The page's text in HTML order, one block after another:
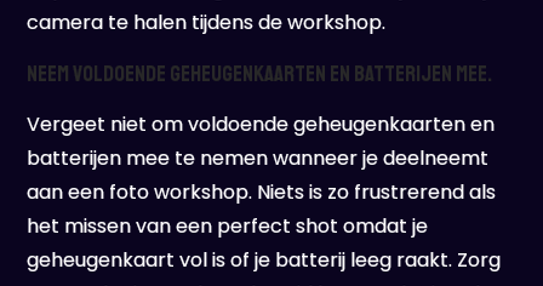
camera te halen tijdens de workshop.
Neem voldoende geheugenkaarten en batterijen mee.
Vergeet niet om voldoende geheugenkaarten en
batterijen mee te nemen wanneer je deelneemt
aan een foto workshop. Niets is zo frustrerend als
het missen van een perfect shot omdat je
geheugenkaart vol is of je batterij leeg raakt. Zorg